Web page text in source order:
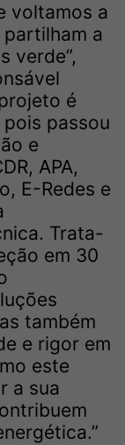
voltamos a
a
verde”,
é
passou
e
APA,
E-Redes e
Trata-
em 30
também
e rigor em
este
a sua